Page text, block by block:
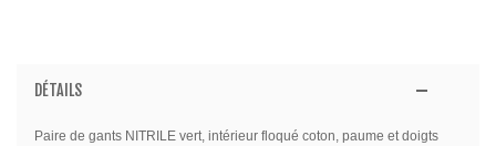
DÉTAILS
Paire de gants NITRILE vert, intérieur floqué coton, paume et doigts